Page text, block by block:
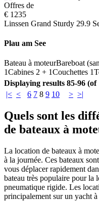
Offres de
€ 1235
Linssen Grand Sturdy 29.9
Plau am See
Bateau à moteurBareboat
1Cabines 2 + 1Couchettes 1
Displaying results 85-96 (of
|< < 6 7 8 9 10 > >|
Quels sont les
de bateaux à
La location de bateaux à
à la journée. Ces bateaux
vous déplacer rapidement
bateau très populaire pour la
pneumatique rigide. Les
principalement sur un yacht